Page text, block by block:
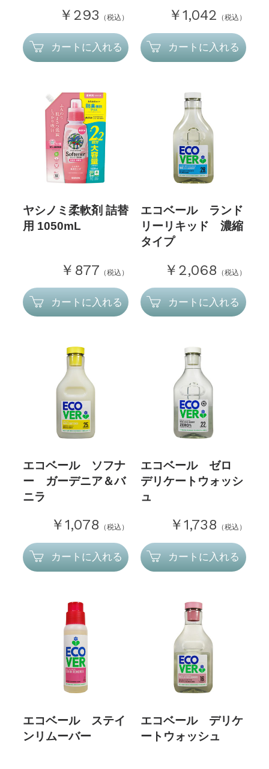
￥293 （税込）
カートに入れる
￥1,042 （税込）
カートに入れる
ヤシノミ柔軟剤 詰替
用 1050mL
￥877 （税込）
カートに入れる
エコベール ランド
リーリキッド 濃縮
タイプ
￥2,068 （税込）
カートに入れる
エコベール ソフナ
ー ガーデニア＆バ
ニラ
￥1,078 （税込）
カートに入れる
エコベール ゼロ
デリケートウォッシ
ュ
￥1,738 （税込）
カートに入れる
エコベール ステイ
ンリムーバー
エコベール デリケ
ートウォッシュ